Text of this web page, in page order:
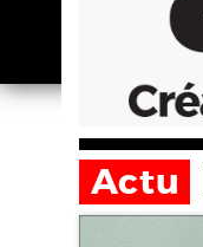
Actu